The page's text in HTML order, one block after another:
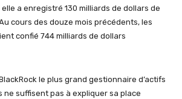
a enregistré 130 milliards de dollars de
cours des douze mois précédents, les
confié 744 milliards de dollars
le plus grand gestionnaire d’actifs
ne suffisent pas à expliquer sa place